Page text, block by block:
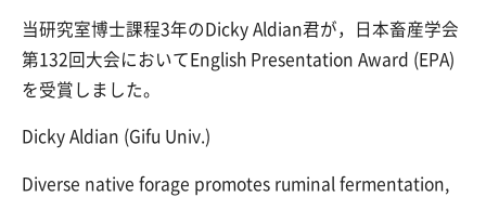
当研究室博士課程3年のDicky Aldian君が，日本畜産学会
第132回大会においてEnglish Presentation Award (EPA)
を受賞しました。
Dicky Aldian (Gifu Univ.)
Diverse native forage promotes ruminal fermentation,